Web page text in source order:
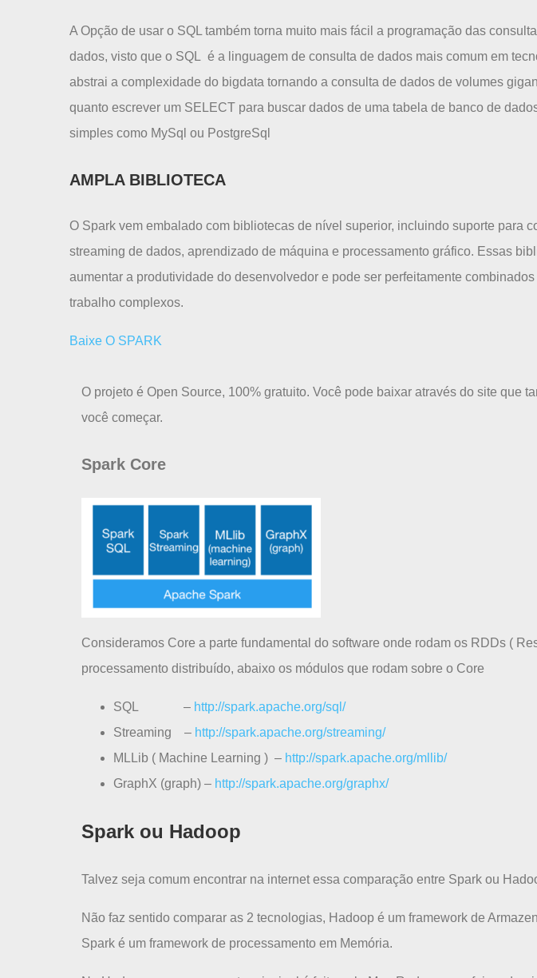
A Opção de usar o SQL também torna muito mais fácil a programação das
dados, visto que o SQL é a linguagem de consulta de dados mais comum em
abstrai a complexidade do bigdata tornando a consulta de dados de volumes
quanto escrever um SELECT para buscar dados de uma tabela de banco de
simples como MySql ou PostgreSql
AMPLA BIBLIOTECA
O Spark vem embalado com bibliotecas de nível superior, incluindo suporte para
streaming de dados, aprendizado de máquina e processamento gráfico. Essas
aumentar a produtividade do desenvolvedor e pode ser perfeitamente
trabalho complexos.
Baixe O SPARK
O projeto é Open Source, 100% gratuito. Você pode baixar através do site que
você começar.
Spark Core
Consideramos Core a parte fundamental do software onde rodam os RDDs (
processamento distribuído, abaixo os módulos que rodam sobre o Core
SQL – http://spark.apache.org/sql/
Streaming – http://spark.apache.org/streaming/
MLLib ( Machine Learning ) – http://spark.apache.org/mllib/
GraphX (graph) – http://spark.apache.org/graphx/
Spark ou Hadoop
Talvez seja comum encontrar na internet essa comparação entre Spark ou
Não faz sentido comparar as 2 tecnologias, Hadoop é um framework de
Spark é um framework de processamento em Memória.